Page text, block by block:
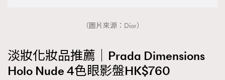
（圖片來源：Dior）
淡妝化妝品推薦｜Prada Dimensions
Holo Nude 4色眼影盤HK$760